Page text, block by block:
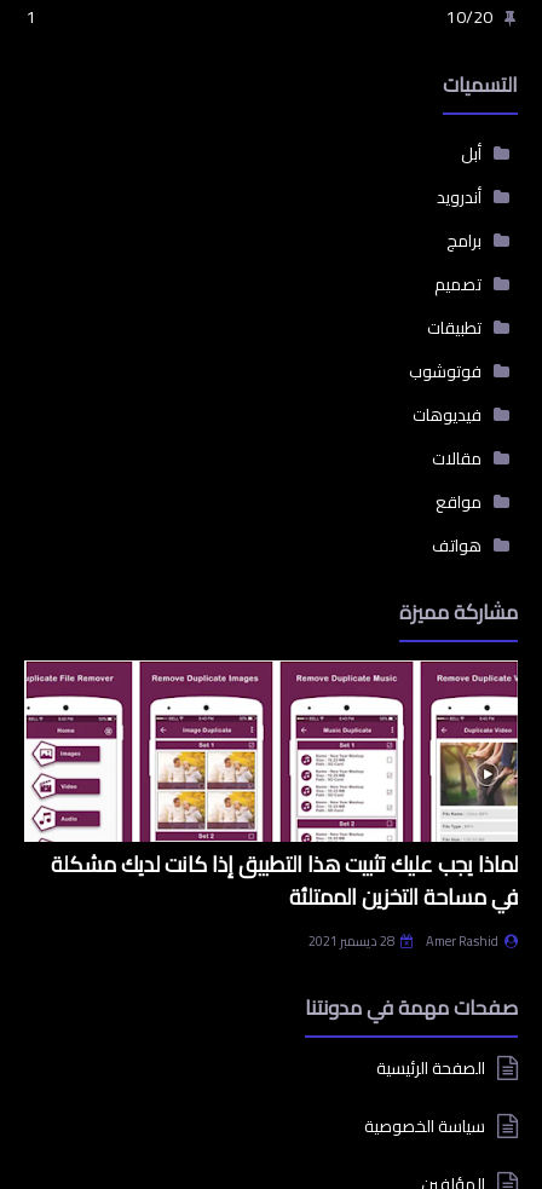
10/20
1
التسميات
أبل
أندرويد
برامج
تصميم
تطبيقات
فوتوشوب
فيديوهات
مقالات
مواقع
هواتف
مشاركة مميزة
لماذا يجب عليك تثبيت هذا التطبيق إذا كانت لديك مشكلة
في مساحة التخزين الممتلئة
Amer Rashid 28 ديسمبر 2021
صفحات مهمة في مدونتنا
الصفحة الرئيسية
سياسة الخصوصية